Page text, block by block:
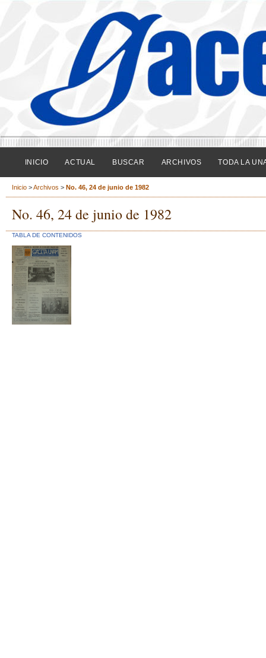
INICIO ACTUAL BUSCAR ARCHIVOS TODA LA
Inicio >Archivos > No. 46, 24 de junio de 1982
No. 46, 24 de junio de 1982
TABLA DE CONTENIDOS